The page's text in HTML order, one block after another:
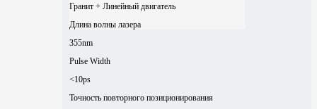
Гранит + Линейный двигатель
Длина волны лазера
355nm
Pulse Width
<10ps
Точность повторного позиционирования